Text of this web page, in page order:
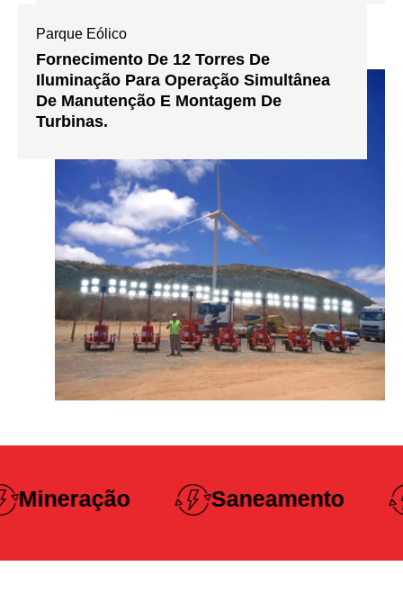
Parque Eólico
Fornecimento De 12 Torres De
Iluminação Para Operação Simultânea
De Manutenção E Montagem De
Turbinas.
Saneamento
Construção
Pesada